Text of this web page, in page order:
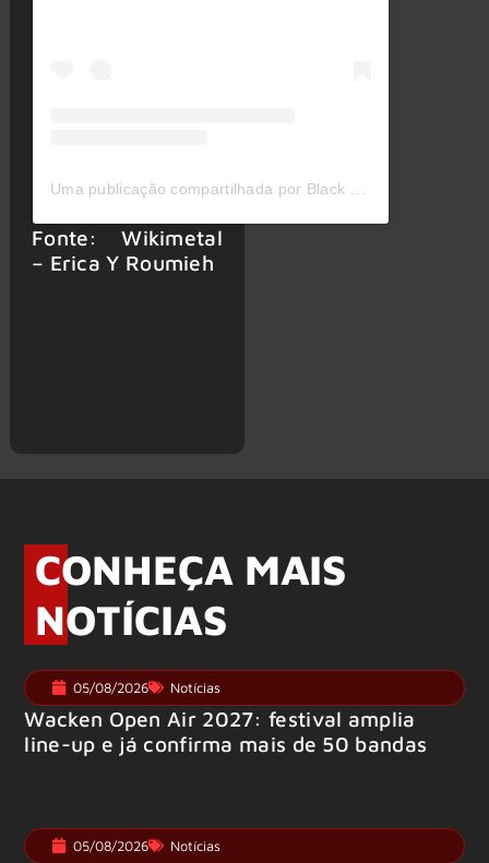
Fonte: Wikimetal
– Erica Y Roumieh
CONHEÇA MAIS
NOTÍCIAS
05/08/2026 Notícias
Wacken Open Air 2027: festival amplia
line-up e já confirma mais de 50 bandas
05/08/2026 Notícias